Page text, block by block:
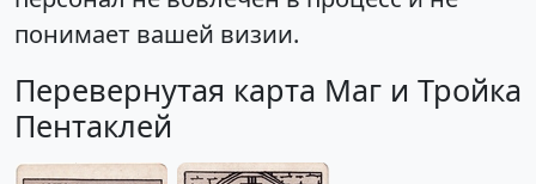
понимает вашей визии.
Перевернутая карта Маг и Тройка
Пентаклей